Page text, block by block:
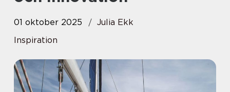
01 oktober 2025
Julia Ekk
Inspiration